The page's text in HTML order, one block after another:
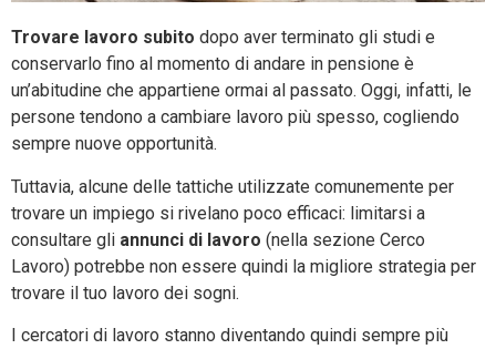
Trovare lavoro subito dopo aver terminato gli studi e
conservarlo fino al momento di andare in pensione è
un’abitudine che appartiene ormai al passato. Oggi, infatti, le
persone tendono a cambiare lavoro più spesso, cogliendo
sempre nuove opportunità.
Tuttavia, alcune delle tattiche utilizzate comunemente per
trovare un impiego si rivelano poco efficaci: limitarsi a
consultare gli annunci di lavoro (nella sezione Cerco
Lavoro) potrebbe non essere quindi la migliore strategia per
trovare il tuo lavoro dei sogni.
I cercatori di lavoro stanno diventando quindi sempre più